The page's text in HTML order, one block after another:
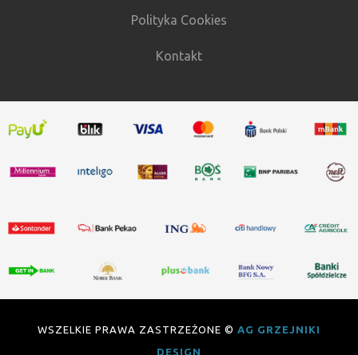
Polityka Cookies
Kontakt
WSZELKIE PRAWA ZASTRZEŻONE © AG GRZEJNIKI
DESIGN